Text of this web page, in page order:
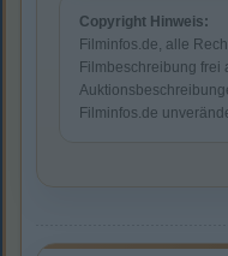
Copyright Hinweis:
Filminfos.de, alle
Filmbeschreibung frei
Filminfos.de